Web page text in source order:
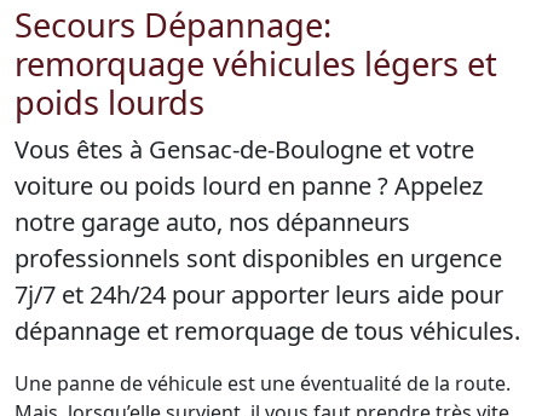
Secours Dépannage:
remorquage véhicules légers et
poids lourds
Vous êtes à Gensac-de-Boulogne et votre
voiture ou poids lourd en panne ? Appelez
notre garage auto, nos dépanneurs
professionnels sont disponibles en urgence
7j/7 et 24h/24 pour apporter leurs aide pour
dépannage et remorquage de tous véhicules.
Une panne de véhicule est une éventualité de la route.